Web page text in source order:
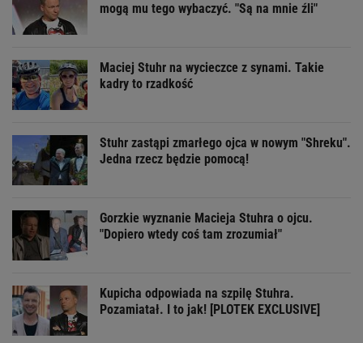
mogą mu tego wybaczyć. "Są na mnie źli"
Maciej Stuhr na wycieczce z synami. Takie
kadry to rzadkość
Stuhr zastąpi zmarłego ojca w nowym "Shreku".
Jedna rzecz będzie pomocą!
Gorzkie wyznanie Macieja Stuhra o ojcu.
"Dopiero wtedy coś tam zrozumiał"
Kupicha odpowiada na szpilę Stuhra.
Pozamiatał. I to jak! [PLOTEK EXCLUSIVE]